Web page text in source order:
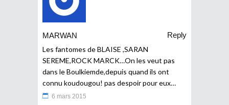
MARWAN
Reply
Les fantomes de BLAISE ,SARAN
SEREME,ROCK MARCK…On les veut pas
dans le Boulkiemde,depuis quand ils ont
connu koudougou! pas despoir pour eux…
6 mars 2015